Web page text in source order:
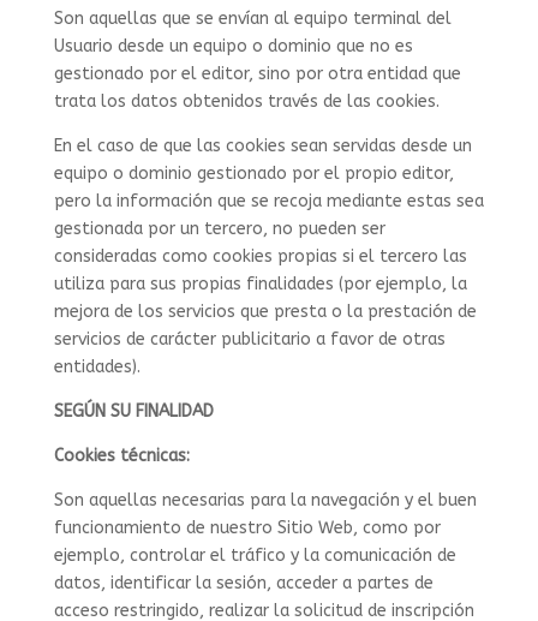
Son aquellas que se envían al equipo terminal del
Usuario desde un equipo o dominio que no es
gestionado por el editor, sino por otra entidad que
trata los datos obtenidos través de las cookies.
En el caso de que las cookies sean servidas desde un
equipo o dominio gestionado por el propio editor,
pero la información que se recoja mediante estas sea
gestionada por un tercero, no pueden ser
consideradas como cookies propias si el tercero las
utiliza para sus propias finalidades (por ejemplo, la
mejora de los servicios que presta o la prestación de
servicios de carácter publicitario a favor de otras
entidades).
SEGÚN SU FINALIDAD
Cookies técnicas:
Son aquellas necesarias para la navegación y el buen
funcionamiento de nuestro Sitio Web, como por
ejemplo, controlar el tráfico y la comunicación de
datos, identificar la sesión, acceder a partes de
acceso restringido, realizar la solicitud de inscripción